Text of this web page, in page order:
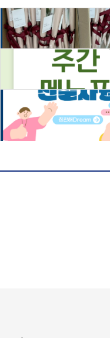
카네이션과 함께 전한 따뜻
주간식단표